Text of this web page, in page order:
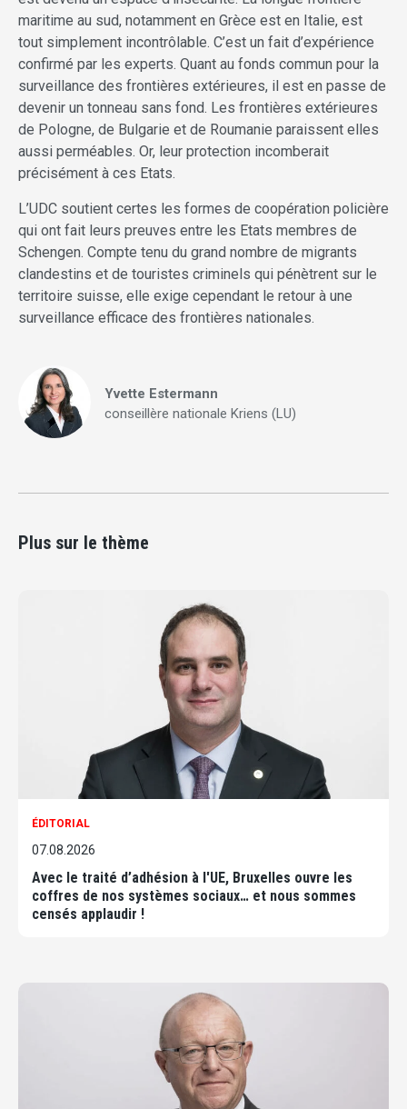
maritime au sud, notamment en Grèce est en Italie, est
tout simplement incontrôlable. C’est un fait d’expérience
confirmé par les experts. Quant au fonds commun pour la
surveillance des frontières extérieures, il est en passe de
devenir un tonneau sans fond. Les frontières extérieures
de Pologne, de Bulgarie et de Roumanie paraissent elles
aussi perméables. Or, leur protection incomberait
précisément à ces Etats.
L’UDC soutient certes les formes de coopération policière
qui ont fait leurs preuves entre les Etats membres de
Schengen. Compte tenu du grand nombre de migrants
clandestins et de touristes criminels qui pénètrent sur le
territoire suisse, elle exige cependant le retour à une
surveillance efficace des frontières nationales.
Yvette Estermann
conseillère nationale Kriens (LU)
Plus sur le thème
ÉDITORIAL
07.08.2026
Avec le traité d’adhésion à l'UE, Bruxelles ouvre les
coffres de nos systèmes sociaux… et nous sommes
censés applaudir !